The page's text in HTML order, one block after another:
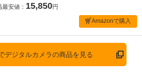
最安値： 15,850円
Amazonで購入
デジタルカメラの商品を見る